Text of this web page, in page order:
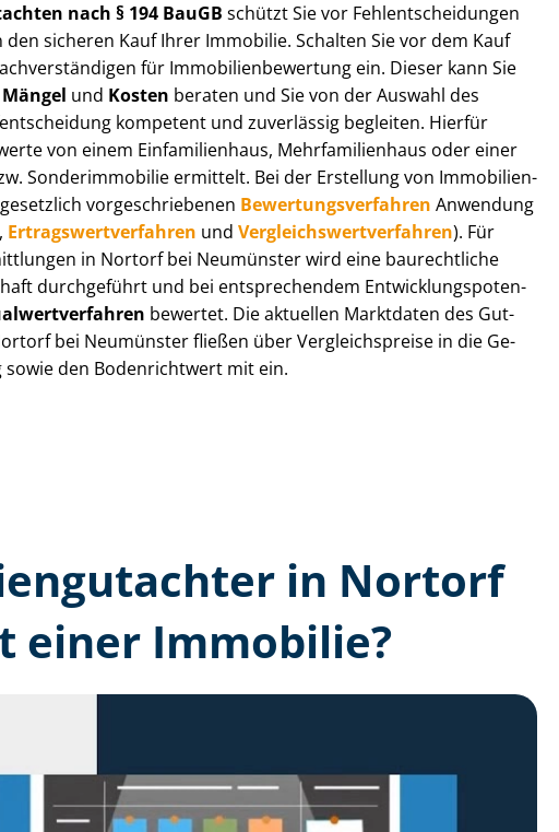
nach § 194 BauGB schützt Sie vor Fehl­ent­schei­dun­gen
sicheren Kauf Ihrer Immobilie. Schalten Sie vor dem Kauf
für Im­mo­bi­li­en­be­wer­tung ein. Dieser kann Sie
und Kosten beraten und Sie von der Auswahl des
kompetent und zuverlässig begleiten. Hierfür
von einem Einfamilienhaus, Mehr­fa­mi­li­en­haus oder einer
Sonderimmobilie ermittelt. Bei der Erstellung von Im­mo­bi­li­en­
vor­ge­schrie­be­nen Be­wer­tungs­ver­fah­ren Anwendung
, Er­trags­wert­ver­fah­ren und Ver­gleichs­wert­ver­fah­ren). Für
in Nortorf bei Neumünster wird eine baurechtliche
durchgeführt und bei entsprechendem Ent­wick­lungs­po­ten­
bewertet. Die aktuellen Marktdaten des Gut­
bei Neumünster fließen über Ver­gleichs­prei­se in die Ge­
den Bodenrichtwert mit ein.
in Nortorf
einer Immobilie?